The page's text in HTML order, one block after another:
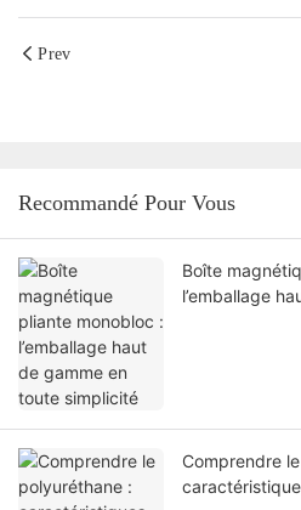
Prev
Recommandé Pour Vous
Boîte
l’emballage
Comprendre